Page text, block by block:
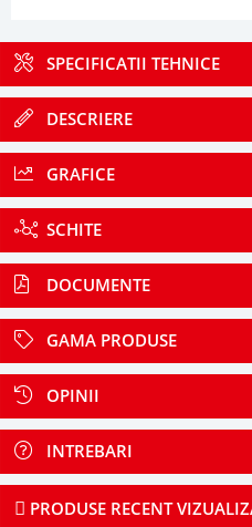
SPECIFICATII TEHNICE
DESCRIERE
GRAFICE
SCHITE
DOCUMENTE
GAMA PRODUSE
OPINII
INTREBARI
PRODUSE RECENT